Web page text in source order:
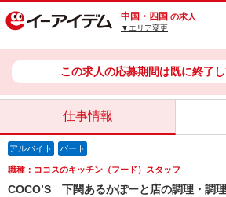
中国・四国 の求人
▼エリア変更
この求人の応募期間は既に終了し
仕事情報
アルバイト パート
職種：ココスのキッチン（フード）スタッフ
COCO’S 下関あるかぽーと店の調理・調